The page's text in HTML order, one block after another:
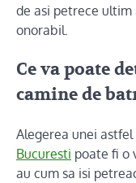
de asi petrece
onorabil.
Ce va poate
camine de
Alegerea unei
Bucuresti poate fi o
au cum sa isi